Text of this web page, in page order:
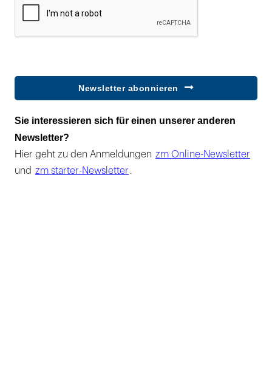
Newsletter abonnieren
Sie interessieren sich für einen unserer anderen
Newsletter?
Hier geht zu den Anmeldungen zm Online-Newsletter
und zm starter-Newsletter .